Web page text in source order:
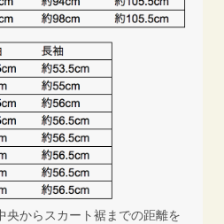
からスカート裾までの距離を